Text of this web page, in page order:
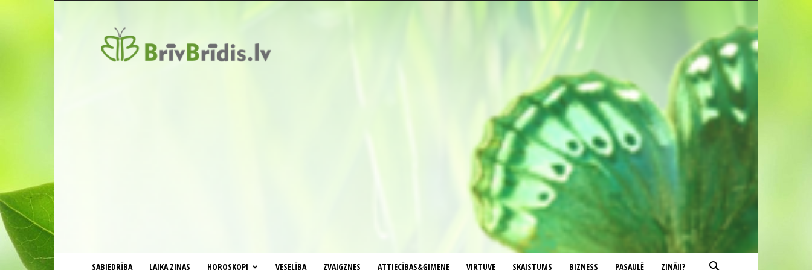
SABIEDRĪBA LAIKA ZIŅAS HOROSKOPI VESELĪBA ZVAIGZNES ATTIECĪBAS&ĢIMENE VIRTUVE SKAISTUMS BIZNESS PASAULĒ ZINĀJI?